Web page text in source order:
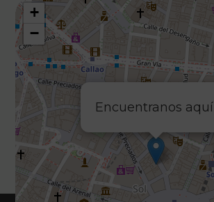
Encuentranos aquí
+
−